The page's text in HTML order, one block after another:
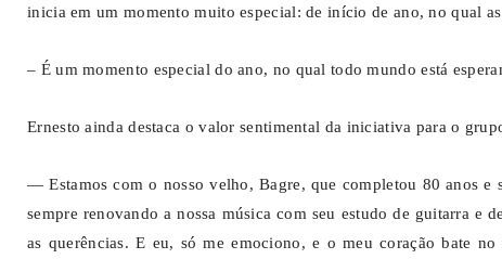
inicia em um momento muito especial: de início de ano, no qual
– É um momento especial do ano, no qual todo mundo está
Ernesto ainda destaca o valor sentimental da iniciativa para o
— Estamos com o nosso velho, Bagre, que completou 80 anos e
sempre renovando a nossa música com seu estudo de guitarra e
as querências. E eu, só me emociono, e o meu coração bate